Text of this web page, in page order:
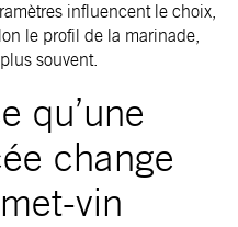
influencent le choix,
le profil de la marinade,
souvent.
qu’une
change
vin